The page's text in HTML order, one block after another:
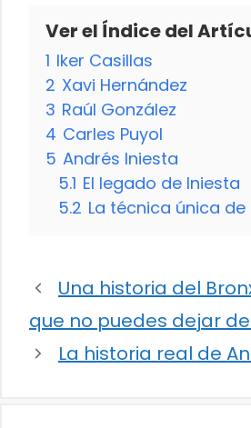
Ver el Índice del
1 Iker Casillas
2 Xavi Hernández
3 Raúl González
4 Carles Puyol
5 Andrés Iniesta
5.1 El legado de Iniesta
5.2 La técnica única de
Una historia del
que no puedes dejar
La historia real de